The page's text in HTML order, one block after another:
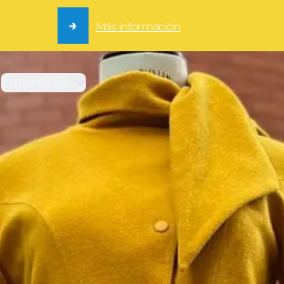
→ Más información
Empresas